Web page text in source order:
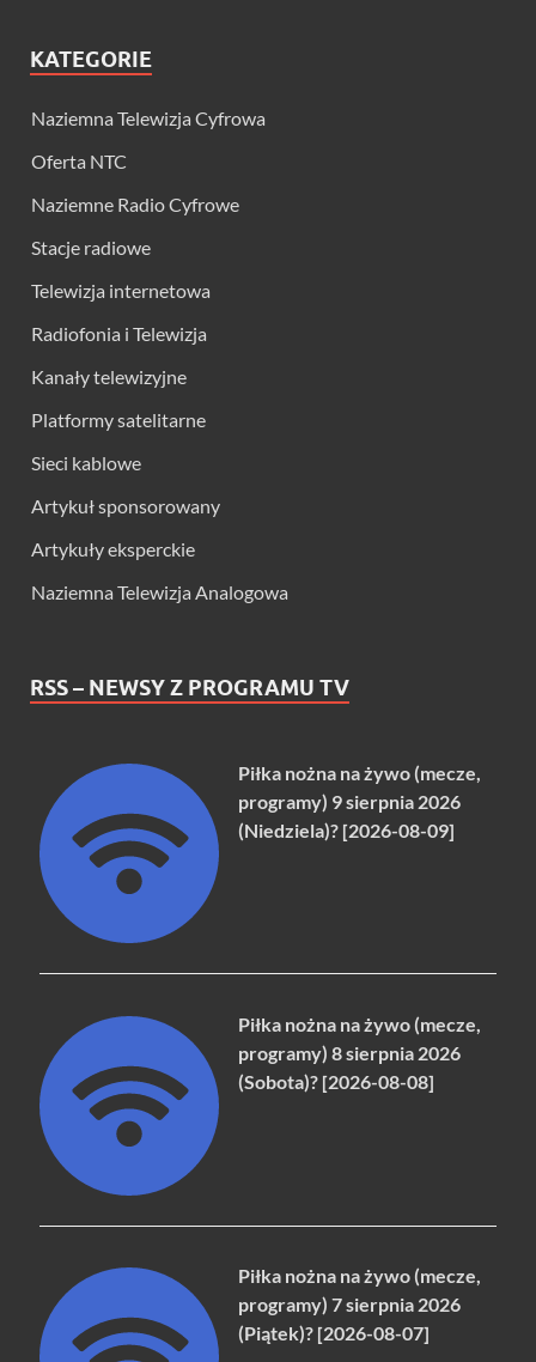
KATEGORIE
Naziemna Telewizja Cyfrowa
Oferta NTC
Naziemne Radio Cyfrowe
Stacje radiowe
Telewizja internetowa
Radiofonia i Telewizja
Kanały telewizyjne
Platformy satelitarne
Sieci kablowe
Artykuł sponsorowany
Artykuły eksperckie
Naziemna Telewizja Analogowa
RSS – NEWSY Z PROGRAMU TV
Piłka nożna na żywo (mecze,
programy) 9 sierpnia 2026
(Niedziela)? [2026-08-09]
Piłka nożna na żywo (mecze,
programy) 8 sierpnia 2026
(Sobota)? [2026-08-08]
Piłka nożna na żywo (mecze,
programy) 7 sierpnia 2026
(Piątek)? [2026-08-07]